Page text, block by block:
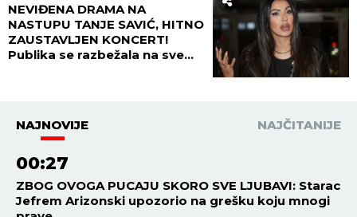
NEVIĐENA DRAMA NA
NASTUPU TANJE SAVIĆ, HITNO
ZAUSTAVLJEN KONCERT!
Publika se razbežala na sve
NAJNOVIJE NAJČITANIJE
00:27
ZBOG OVOGA PUCAJU SKORO SVE LJUBAVI: Starac
Jefrem Arizonski upozorio na grešku koju mnogi